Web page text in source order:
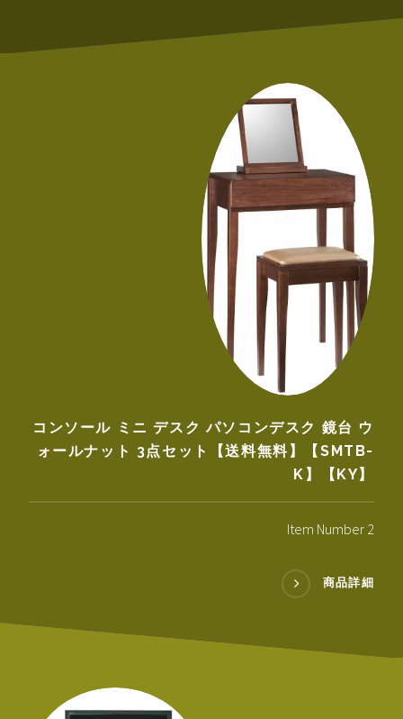
コンソール ミニ デスク パソコンデスク 鏡台 ウ
ォールナット 3点セット【送料無料】【SMTB-
K】【KY】
Item Number 2
商品詳細